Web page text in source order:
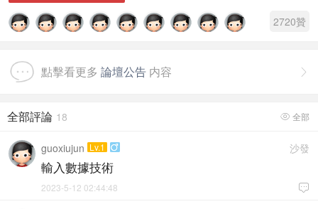
2720贊

點擊看更多 論壇公告 内容
 全部
全部評論 18
沙發
guoxiujun Lv.1 
輸入數據技術

2023-5-12 02:44:48